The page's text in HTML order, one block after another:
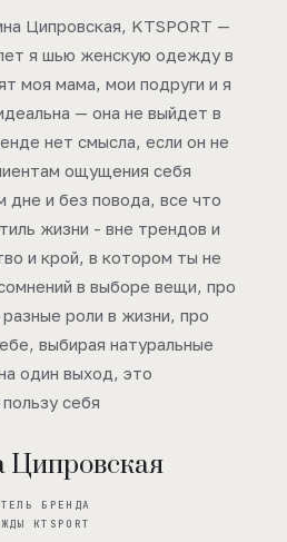
Ципровская, KTSPORT —
я шью женскую одежду в
моя мама, мои подруги и я
— она не выйдет в
нет смысла, если он не
ощущения себя
и без повода, все что
жизни - вне трендов и
и крой, в котором ты не
в выборе вещи, про
роли в жизни, про
выбирая натуральные
один выход, это
себя
БРЕНДА
KTSPORT